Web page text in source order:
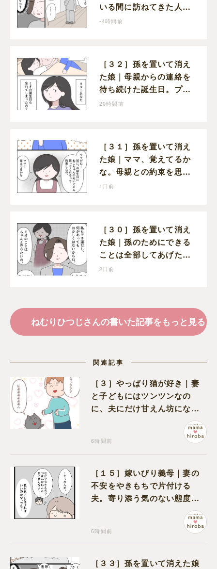
いる間に訪ねてきた人物
は誰？娘が戻ってきたの
-4時間前
［３２］孫を置いて消え
た娘｜母親からの連絡を
待ち続けた誕生日。プレ
ゼントもお祝いの言葉も
20時間前
［３１］孫を置いて消え
た娘｜ママ、覚えてるか
な。母親との約束を思い
出し寂しそうな孫に胸が
1日前
［３０］孫を置いて消え
た娘｜孫のためにできる
ことは全部してあげた
い。孫を養子に迎えるこ
2日前
ねむりひつじさんの書いた記事をもっと見る
関連記事
［３］やっぱり猫が好き｜妻
と子どもにはツンツンなの
に、夫にだけ甘えん坊になる
6時間前
［１５］嫁いびり義母｜妻の
不安をやきもちで片付ける
夫。寄り添う気のない態度に
6時間前
［３３］孫を置いて消えた娘